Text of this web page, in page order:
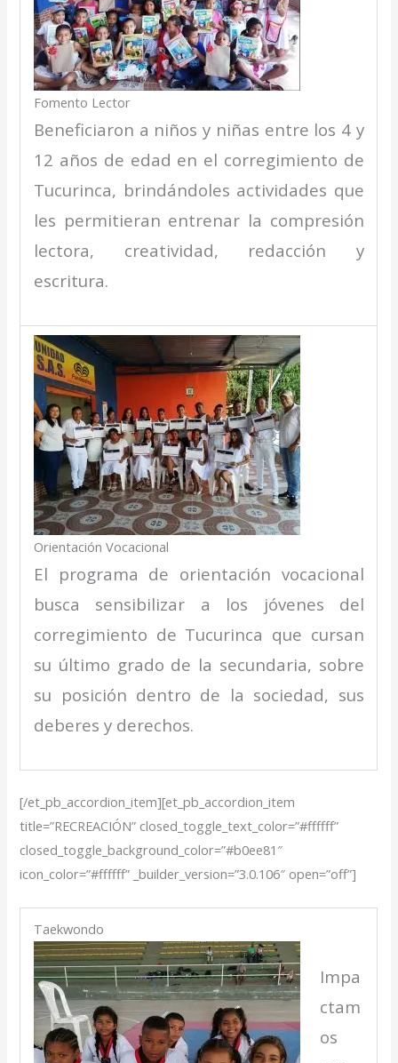
Fomento Lector
Beneficiaron a niños y niñas entre los 4 y
12 años de edad en el corregimiento de
Tucurinca, brindándoles actividades que
les permitieran entrenar la compresión
lectora, creatividad, redacción y
escritura.
Orientación Vocacional
El programa de orientación vocacional
busca sensibilizar a los jóvenes del
corregimiento de Tucurinca que cursan
su último grado de la secundaria, sobre
su posición dentro de la sociedad, sus
deberes y derechos.
[/et_pb_accordion_item][et_pb_accordion_item
title=”RECREACIÓN” closed_toggle_text_color=”#ffffff”
closed_toggle_background_color=”#b0ee81″
icon_color=”#ffffff” _builder_version=”3.0.106″ open=”off”]
Taekwondo
Impa
ctam
os